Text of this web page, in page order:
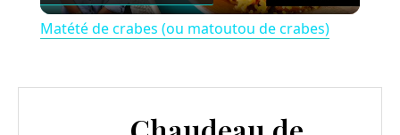
y
Matété de crabes (ou matoutou de crabes)